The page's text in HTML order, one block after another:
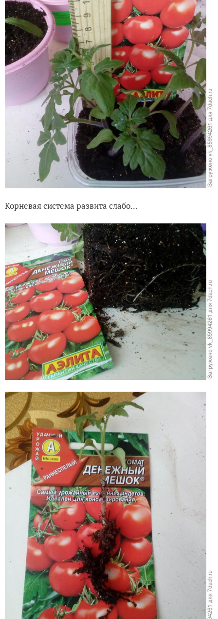
Корневая система развита слабо...